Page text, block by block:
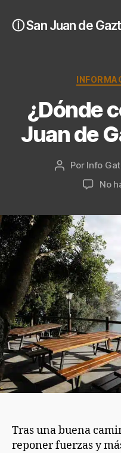
ⓘ San Juan de
¿Dónde
Juan de
Autor
Por Info
No
Tras una buena
reponer fuerzas y